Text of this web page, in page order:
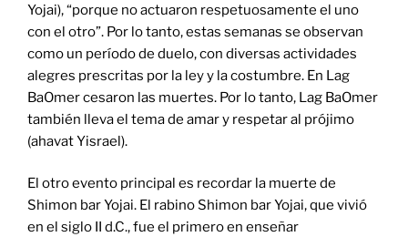
Yojai), “porque no actuaron respetuosamente el uno
con el otro”. Por lo tanto, estas semanas se observan
como un período de duelo, con diversas actividades
alegres prescritas por la ley y la costumbre. En Lag
BaOmer cesaron las muertes. Por lo tanto, Lag BaOmer
también lleva el tema de amar y respetar al prójimo
(ahavat Yisrael).
El otro evento principal es recordar la muerte de
Shimon bar Yojai. El rabino Shimon bar Yojai, que vivió
en el siglo II d.C., fue el primero en enseñar